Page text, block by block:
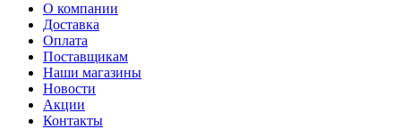
О компании
Доставка
Оплата
Поставщикам
Наши магазины
Новости
Акции
Контакты